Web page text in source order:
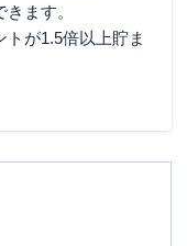
ます。
が1.5倍以上貯ま